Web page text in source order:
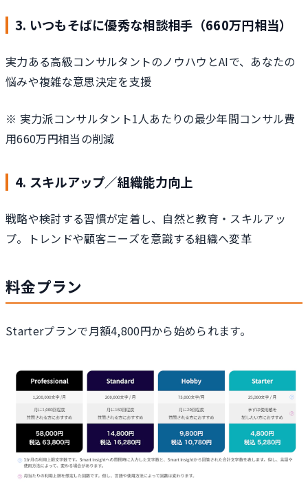
3. いつもそばに優秀な相談相手（660万円相当）
実力ある高級コンサルタントのノウハウとAIで、あなたの
悩みや複雑な意思決定を支援
※ 実力派コンサルタント1人あたりの最少年間コンサル費
用660万円相当の削減
4. スキルアップ／組織能力向上
戦略や検討する習慣が定着し、自然と教育・スキルアッ
プ。トレンドや顧客ニーズを意識する組織へ変革
料金プラン
Starterプランで月額4,800円から始められます。